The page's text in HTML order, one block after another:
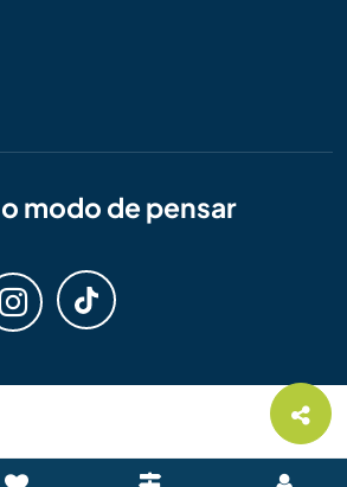
modo de pensar